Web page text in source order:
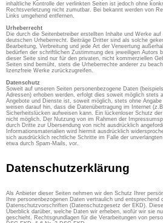
inhaltliche Kontrolle der verlinkten Seiten ist jedoch ohne
Rechtsverletzung nicht zumutbar. Bei bekannt werden von
Links umgehend entfernen.
Urheberrecht
Die durch die Seitenbetreiber erstellten Inhalte und Werke
deutschen Urheberrecht. Beiträge Dritter sind als solche
Bearbeitung, Verbreitung und jede Art der Verwertung
bedürfen der schriftlichen Zustimmung des jeweiligen Autors
dieser Seite sind nur für den privaten, nicht kommerziellen
Seiten sind bemüht, stets die Urheberrechte anderer zu
lizenzfreie Werke zurückzugreifen.
Datenschutz
Soweit auf unseren Seiten personenbezogene Daten
Adressen) erhoben werden, erfolgt dies soweit möglich stets
Angebote und Dienste ist, soweit möglich, stets ohne
weisen darauf hin, dass die Datenübertragung im Internet
Sicherheitslücken aufweisen kann. Ein lückenloser Schutz
nicht möglich. Der Nutzung von im Rahmen der
durch Dritte zur Übersendung von nicht ausdrücklich
Informationsmaterialien wird hiermit ausdrücklich
sich ausdrücklich rechtliche Schritte im Falle der
etwa durch Spam-Mails, vor.
Datenschutzerklärung
Als Anbieter dieser Seiten nehmen wir den Schutz Ihrer
Ihre personenbezogenen Daten vertraulich und entsprechend
Datenschutzvorschriften (Datenschutzgesetz der EKD).
Überblick darüber, welche Daten wir erheben, wofür wir sie
geschieht. Rechtsgrundlagen für die Verarbeitungen von